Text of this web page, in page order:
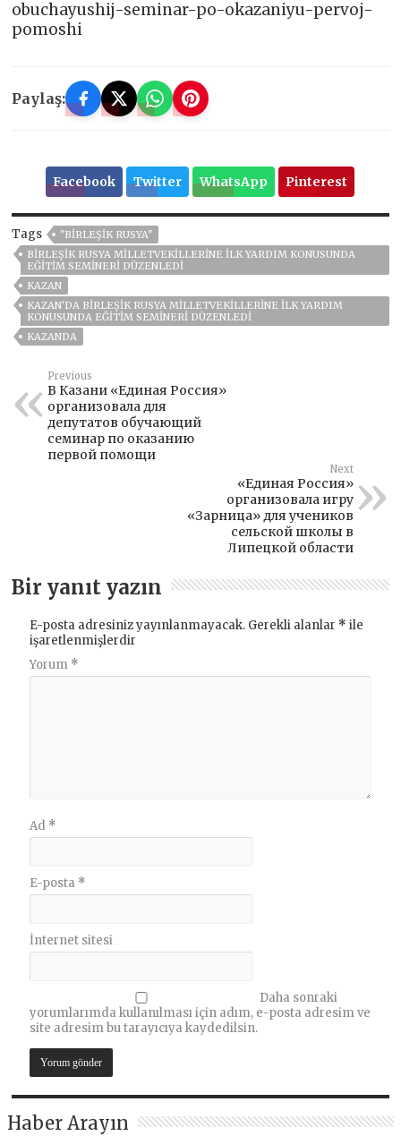
obuchayushij-seminar-po-okazaniyu-pervoj-
pomoshi
Paylaş:
Facebook Twitter WhatsApp Pinterest
Tags
"BIRLEŞIK RUSYA"
BIRLEŞIK RUSYA MILLETVEKILLERINE ILK YARDIM KONUSUNDA
EĞITIM SEMINERI DÜZENLEDI
KAZAN
KAZAN'DA BIRLEŞIK RUSYA MILLETVEKILLERINE ILK YARDIM
KONUSUNDA EĞITIM SEMINERI DÜZENLEDI
KAZANDA
Previous
В Казани «Единая Россия»
организовала для
депутатов обучающий
семинар по оказанию
первой помощи
Next
«Единая Россия»
организовала игру
«Зарница» для учеников
сельской школы в
Липецкой области
Bir yanıt yazın
E-posta adresiniz yayınlanmayacak. Gerekli alanlar * ile
işaretlenmişlerdir
Yorum *
Ad *
E-posta *
İnternet sitesi
Daha sonraki
yorumlarımda kullanılması için adım, e-posta adresim ve
site adresim bu tarayıcıya kaydedilsin.
Haber Arayın